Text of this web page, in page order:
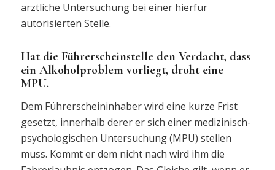
ärztliche Untersuchung bei einer hierfür
autorisierten Stelle.
Hat die Führerscheinstelle den Verdacht, dass
ein Alkoholproblem vorliegt, droht eine
MPU.
Dem Führerscheininhaber wird eine kurze Frist
gesetzt, innerhalb derer er sich einer medizinisch-
psychologischen Untersuchung (MPU) stellen
muss. Kommt er dem nicht nach wird ihm die